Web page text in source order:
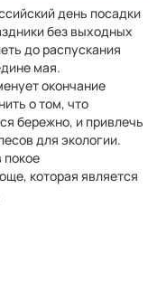
день посадки
без выходных
до распускания
мая.
окончание
о том, что
бережно, и привлечь
для экологии.
покое
которая является